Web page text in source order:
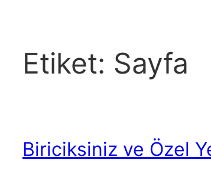
Etiket: Sayfa
Biriciksiniz ve Özel